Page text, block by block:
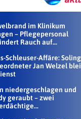
im Klinikum
– Pflegepersonal
Rauch auf...
Schleuser-Affäre:
Jan Welzel
niedergeschlagen und
geraubt – zwei